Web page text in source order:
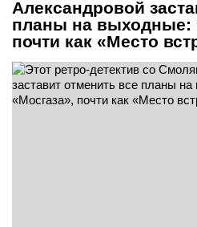
Александровой
планы на выходные:
почти как «Место